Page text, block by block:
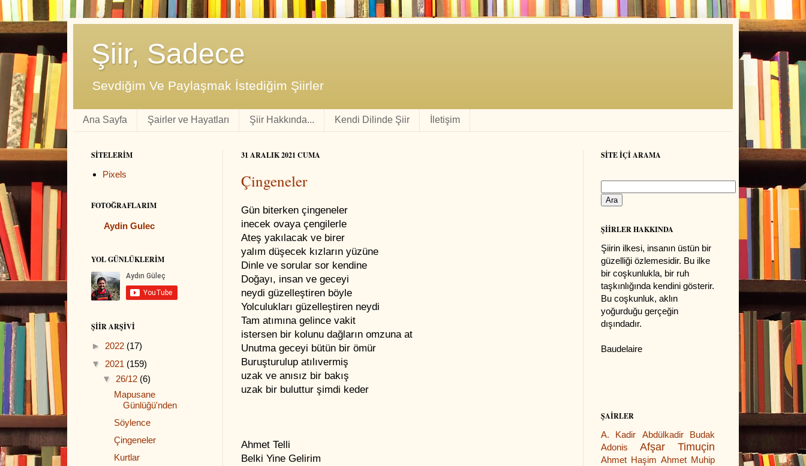
Şiir, Sadece
Sevdiğim Ve Paylaşmak İstediğim Şiirler
Ana Sayfa Şairler ve Hayatları Şiir Hakkında... Kendi Dilinde Şiir İletişim
31 ARALIK 2021 CUMA
Çingeneler
Gün biterken çingeneler
inecek ovaya çengilerle
Ateş yakılacak ve birer
yalım düşecek kızların yüzüne
Dinle ve sorular sor kendine
Doğayı, insan ve geceyi
neydi güzelleştiren böyle
Yolculukları güzelleştiren neydi
Tam atımına gelince vakit
istersen bir kolunu dağların omzuna at
Unutma geceyi bütün bir ömür
Buruşturulup atılıvermiş
uzak ve anısız bir bakış
uzak bir buluttur şimdi keder
Ahmet Telli
Belki Yine Gelirim
SITELERIM
Pixels
FOTOĞRAFLARIM
Aydin Gulec
YOL GÜNLÜKLERIM
ŞIIR ARŞIVI
► 2022 (17)
▼ 2021 (159)
▼ 26/12 (6)
Mapusane
Günlüğü'nden
Söylence
Çingeneler
Kurtlar
SİTE İÇİ ARAMA
ŞİİRLER HAKKINDA
Şiirin ilkesi, insanın üstün bir
güzelliği özlemesidir. Bu ilke
bir coşkunlukla, bir ruh
taşkınlığında kendini gösterir.
Bu coşkunluk, aklın
yoğurduğu gerçeğin
dışındadır.
Baudelaire
ŞAİRLER
A. Kadir
Abdülkadir Budak
Adonis
Afşar Timuçin
Ahmet Haşim Ahmet Muhip